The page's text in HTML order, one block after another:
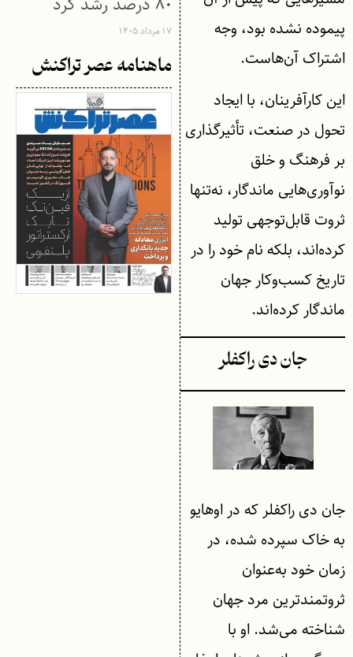
پیموده نشده بود، وجه
اشتراک آن‌هاست.
این کارآفرینان، با ایجاد
تحول در صنعت، تأثیرگذاری
بر فرهنگ و خلق
نوآوری‌هایی ماندگار، نه‌تنها
ثروت قابل‌توجهی تولید
کرده‌اند، بلکه نام خود را در
تاریخ کسب‌وکار جهان
ماندگار کرده‌اند.
جان دی راکفلر
جان دی راکفلر که در اوهایو
به خاک سپرده شده، در
زمان خود به‌عنوان
ثروتمندترین مرد جهان
شناخته می‌شد. او با
۱۷ مرداد ۱۴۰۵
ماهنامه عصر تراکنش